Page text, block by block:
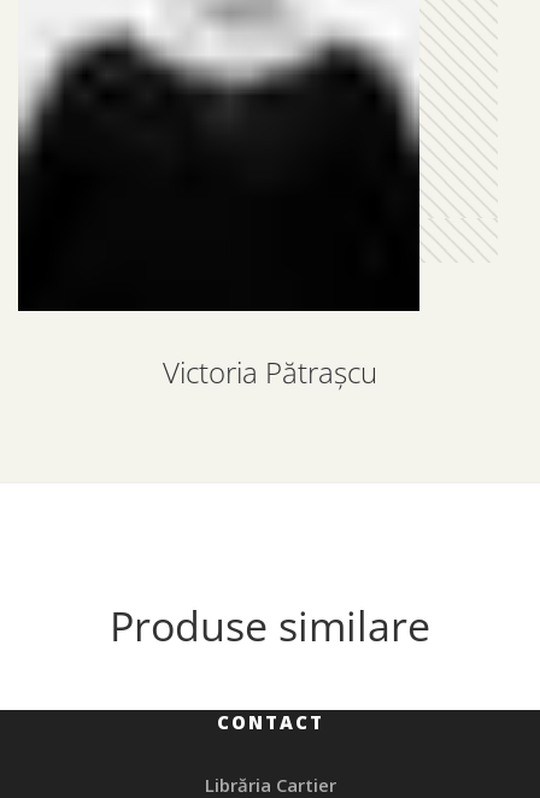
Victoria Pătrașcu
Produse similare
CONTACT
Librăria Cartier